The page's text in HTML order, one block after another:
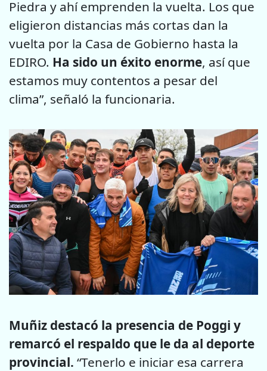
Piedra y ahí emprenden la vuelta. Los que
eligieron distancias más cortas dan la
vuelta por la Casa de Gobierno hasta la
EDIRO. Ha sido un éxito enorme, así que
estamos muy contentos a pesar del
clima”, señaló la funcionaria.
Muñiz destacó la presencia de Poggi y
remarcó el respaldo que le da al deporte
provincial. “Tenerlo e iniciar esa carrera